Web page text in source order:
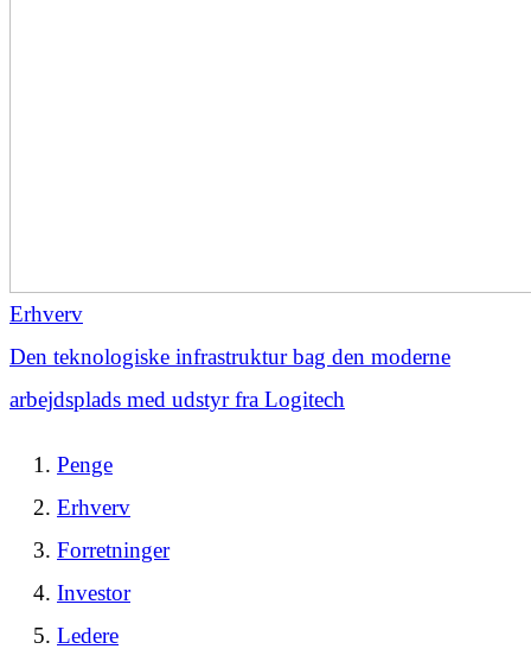
Erhverv
Den teknologiske infrastruktur bag den moderne
arbejdsplads med udstyr fra Logitech
Penge
Erhverv
Forretninger
Investor
Ledere